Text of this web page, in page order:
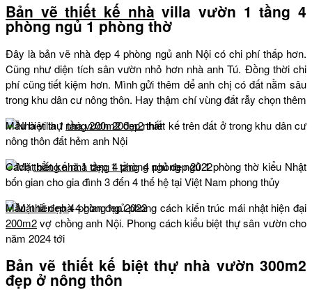
Bản vẽ thiết kế nhà villa vườn 1 tầng 4
phòng ngủ 1 phòng thờ
Đây là bản vẽ nhà đẹp 4 phòng ngủ anh Nội có chi phí thấp hơn.
Cũng như diện tích sân vườn nhỏ hơn nhà anh Tú. Đồng thời chi
phí cũng tiết kiệm hơn. Mình gửi thêm để anh chị có đất nằm sâu
trong khu dân cư nông thôn. Hay thậm chí vùng đất rẫy chọn thêm
Mẫu biệt thự nhà vườn 200m2thiết kế trên đất ở trong khu dân cư
nông thôn đất hẻm anh Nội
Cáchthiết kế nhà đẹp 1 tầng4 phòng ngủ 1 phòng thờ kiểu Nhật
bốn gian cho gia đình 3 đến 4 thế hệ tại Việt Nam phong thủy
Mẫu nhà đẹp4 phòng ngủ phong cách kiến trúc mái nhật hiện đại
200m2vợ chồng anh Nội. Phong cách kiểu biệt thự sân vườn cho
năm 2024 tới
Bản vẽ thiết kế biệt thự nhà vườn 300m2
đẹp ở nông thôn